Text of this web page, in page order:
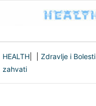
HEALTH Zdravlje i Bolesti
zahvati